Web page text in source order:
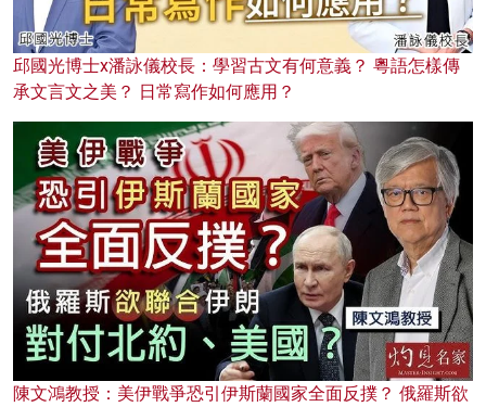
邱國光博士x潘詠儀校長：學習古文有何意義？ 粵語怎樣傳
承文言文之美？ 日常寫作如何應用？
陳文鴻教授：美伊戰爭恐引伊斯蘭國家全面反撲？ 俄羅斯欲